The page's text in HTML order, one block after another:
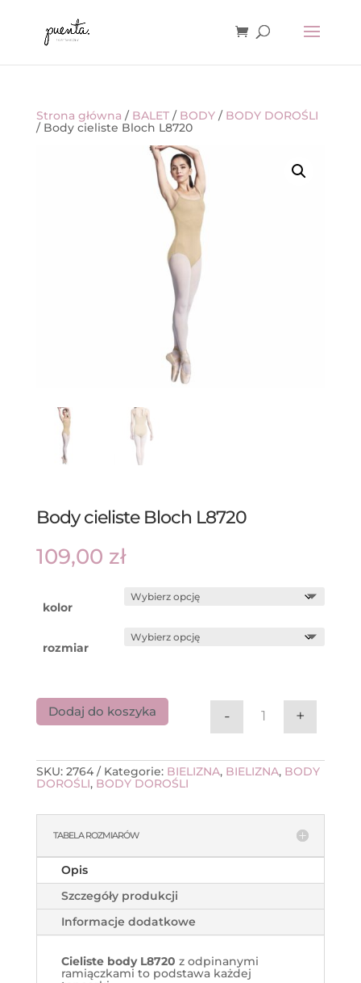
Strona główna / BALET/ BODY/ BODY DOROŚLI
/ Body cieliste Bloch L8720
Body cieliste Bloch L8720
109,00 zł
kolor
rozmiar
ilość Body
- +
Dodaj do koszyka
SKU: 2764 Kategorie: BIELIZNA, BIELIZNA, BODY
DOROŚLI, BODY DOROŚLI
TABELA ROZMIARÓW
Opis
Szczegóły produkcji
Informacje dodatkowe
Cieliste body L8720 z odpinanymi
ramiączkami to podstawa każdej